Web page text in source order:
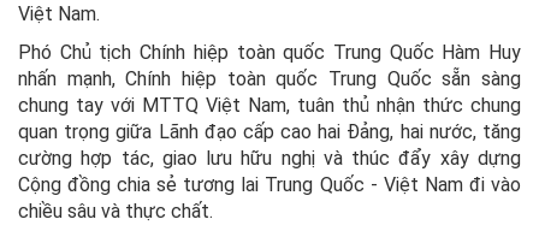
Việt Nam.
Phó Chủ tịch Chính hiệp toàn quốc Trung Quốc Hàm Huy
nhấn mạnh, Chính hiệp toàn quốc Trung Quốc sẵn sàng
chung tay với MTTQ Việt Nam, tuân thủ nhận thức chung
quan trọng giữa Lãnh đạo cấp cao hai Đảng, hai nước, tăng
cường hợp tác, giao lưu hữu nghị và thúc đẩy xây dựng
Cộng đồng chia sẻ tương lai Trung Quốc - Việt Nam đi vào
chiều sâu và thực chất.